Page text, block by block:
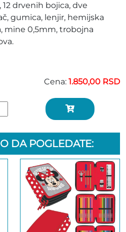
drvenih bojica, dve
gumica, lenjir, hemijska
mine 0,5mm, trobojna
Cena: 1.850,00 RSD
DA POGLEDATE: